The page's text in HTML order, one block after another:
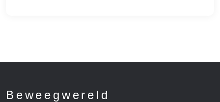
Beweegwereld